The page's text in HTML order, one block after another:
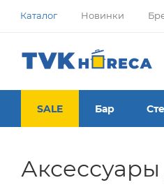
Каталог Новинки
SALE Бар